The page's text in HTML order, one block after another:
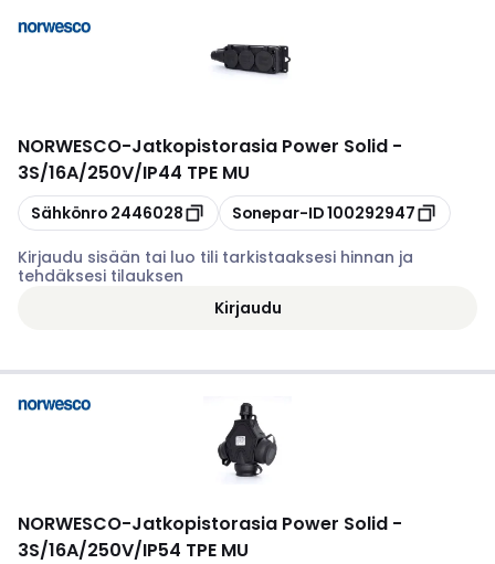
NORWESCO-Jatkopistorasia Power Solid -
3S/16A/250V/IP44 TPE MU
Kopioi
Sähkönro 2446028 Kopioi
Sonepar-ID100292947
Kirjaudu sisään tai luo tili tarkistaaksesi hinnan ja
tehdäksesi tilauksen
Kirjaudu
NORWESCO-Jatkopistorasia Power Solid -
3S/16A/250V/IP54 TPE MU